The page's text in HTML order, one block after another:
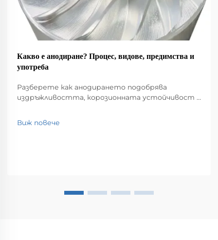
Какво е анодиране? Процес, видове, предимства и
употреба
Разберете как анодирането подобрява
издръжливостта, корозионната устойчивост и
процесите тип I, II и III и научете ключовите
приложения в аерокосмическата
Виж повече